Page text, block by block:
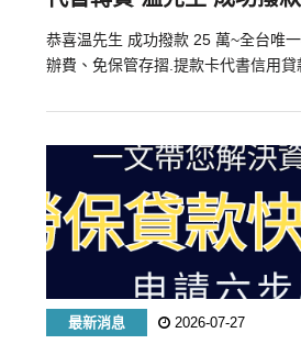
恭喜温先生 成功撥款 25 萬~全台唯
辦費、免保管存摺.提款卡代書信用貸
最新消息 2026-07-27